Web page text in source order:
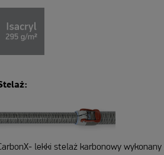
lekki stelaż karbonowy